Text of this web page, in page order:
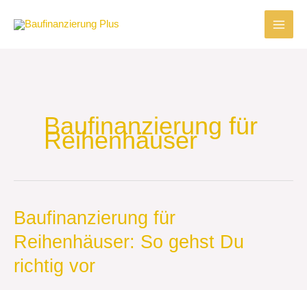
Inhalt
Baufinanzierung für
Reihenhäuser
Baufinanzierung für
Reihenhäuser: So gehst Du
richtig vor
Baufinanzierung
für
Reihenhäuser:
gehst